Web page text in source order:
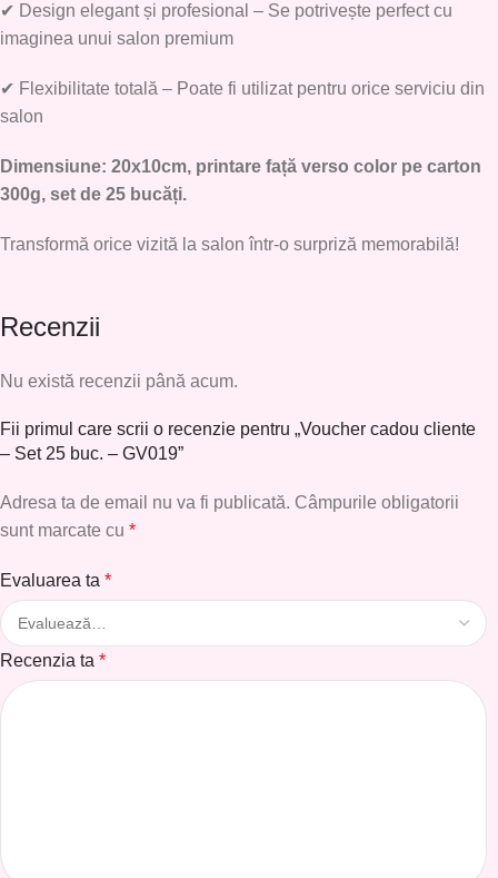
✔ Design elegant și profesional – Se potrivește perfect cu
imaginea unui salon premium
✔ Flexibilitate totală – Poate fi utilizat pentru orice serviciu din
salon
Dimensiune: 20x10cm, printare față verso color pe carton
300g, set de 25 bucăți.
Transformă orice vizită la salon într-o surpriză memorabilă!
Recenzii
Nu există recenzii până acum.
Fii primul care scrii o recenzie pentru „Voucher cadou cliente
– Set 25 buc. – GV019”
Adresa ta de email nu va fi publicată. Câmpurile obligatorii
sunt marcate cu *
Evaluarea ta *
Recenzia ta *